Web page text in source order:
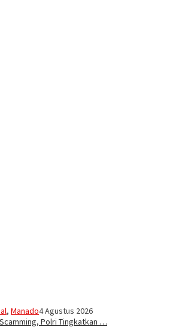
, Manado4 Agustus 2026
Polri Tingkatkan …